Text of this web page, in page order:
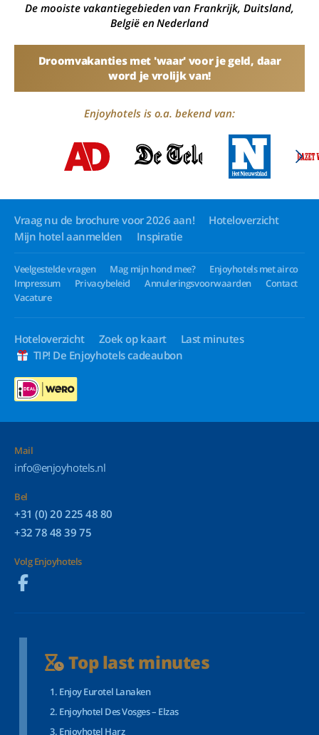
De mooiste vakantiegebieden van Frankrijk, Duitsland,
België en Nederland
Droomvakanties met 'waar' voor je geld, daar
word je vrolijk van!
Enjoyhotels is o.a. bekend van:
Vraag nu de brochure voor 2026 aan!
Hoteloverzicht
Mijn hotel aanmelden
Inspiratie
Veelgestelde vragen Mag mijn hond mee?
Enjoyhotels met airco
Impressum
Privacybeleid Annuleringsvoorwaarden
Contact
Vacature
Hoteloverzicht Zoek op kaart
Last minutes
TIP! De Enjoyhotels cadeaubon
Mail
info@enjoyhotels.nl
Bel
+31 (0) 20 225 48 80
+32 78 48 39 75
Volg Enjoyhotels
Top last minutes
Enjoy Eurotel Lanaken
Enjoyhotel Des Vosges – Elzas
Enjoyhotel Harz